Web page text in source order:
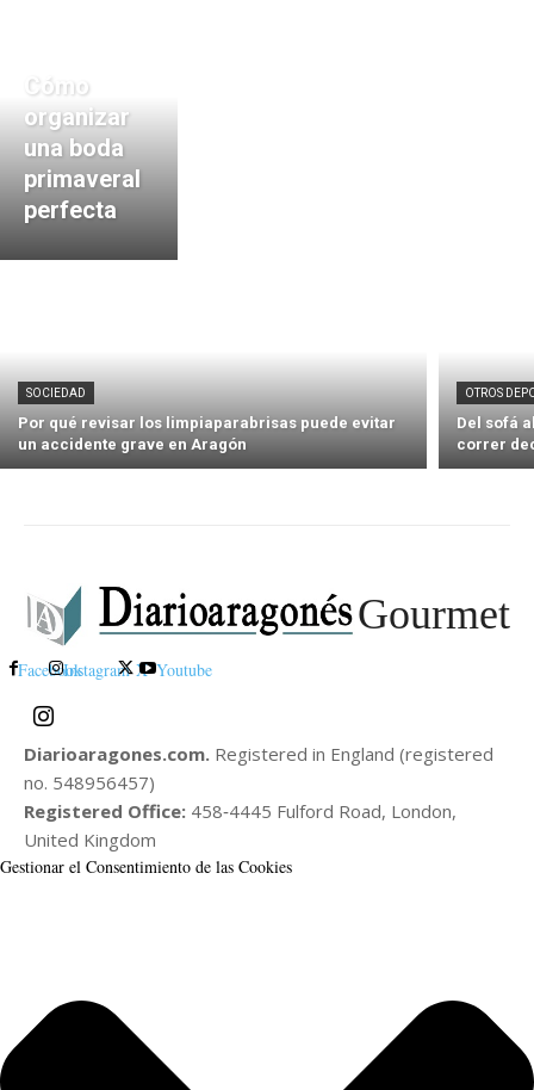
Cómo
organizar
una boda
primaveral
perfecta
SOCIEDAD
Por qué revisar los limpiaparabrisas puede evitar
un accidente grave en Aragón
OTROS
Del sofá
correr
Gourmet
FacebookInstagram X Youtube
Diarioaragones.com. Registered in England (registered
no. 548956457)
Registered Office: 458‑4445 Fulford Road, London,
United Kingdom
Gestionar el Consentimiento de las Cookies